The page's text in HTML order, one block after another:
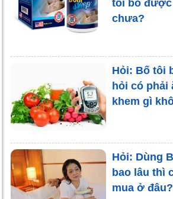
tôi bỏ được
chưa?
Hỏi: Bố tôi
hỏi có phải
khem gì
Hỏi: Dùng
bao lâu thì
mua ở đâu?